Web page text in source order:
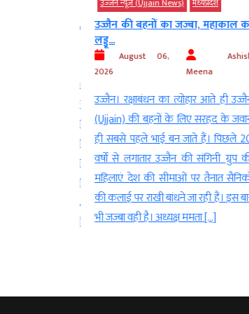
उज्‍जैन न्यूज़ (Ujjain News) मध्‍यप्रदेश
उज्जैन की बहनों का जज्बा, महाकाल का
लड्डू...
August 06,
2026
Ashish
Meena
उज्जैन। रक्षाबंधन का त्योहार आते ही उज्जैन
(Ujjain) की बहनों के लिए सरहद के जवान
ही सबसे पहले भाई बन जाते हैं। पिछले 20
वर्षों से लगातार उज्जैन की संगिनी ग्रुप की
महिलाएं देश की सीमाओं पर तैनात सैनिकों
की कलाई पर राखी बांधने जा रही हैं। इस बार
भी जज्बा वही है। अध्यक्ष ममता […]